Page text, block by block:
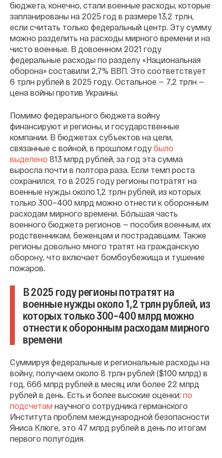
бюджета, конечно, стали военные расходы, которые
запланированы на 2025 год в размере 13,2 трлн,
если считать только федеральный центр. Эту сумму
можно разделить на расходы мирного времени и на
чисто военные. В довоенном 2021 году
федеральные расходы по разделу «Национальная
оборона» составили 2,7% ВВП. Это соответствует
6 трлн рублей в 2025 году. Остальное — 7,2 трлн —
цена войны против Украины.
Помимо федерального бюджета войну
финансируют и регионы, и государственные
компании. В бюджетах субъектов на цели,
связанные с войной, в прошлом году было
выделено 813 млрд рублей, за год эта сумма
выросла почти в полтора раза. Если темп роста
сохранился, то в 2025 году регионы потратят на
военные нужды около 1,2 трлн рублей, из которых
только 300–400 млрд можно отнести к оборонным
расходам мирного времени. Бóльшая часть
военного бюджета регионов — пособия военным, их
родственникам, беженцам и пострадавшим. Также
регионы довольно много тратят на гражданскую
оборону, что включает бомбоубежища и тушение
пожаров.
В 2025 году регионы потратят на
военные нужды около 1,2 трлн рублей, из
которых только 300–400 млрд можно
отнести к оборонным расходам мирного
времени
Суммируя федеральные и региональные расходы на
войну, получаем около 8 трлн рублей ($100 млрд) в
год, 666 млрд рублей в месяц или более 22 млрд
рублей в день. Есть и более высокие оценки: по
подсчетам научного сотрудника германского
Института проблем международной безопасности
Яниса Клюге, это 47 млрд рублей в день по итогам
первого полугодия.